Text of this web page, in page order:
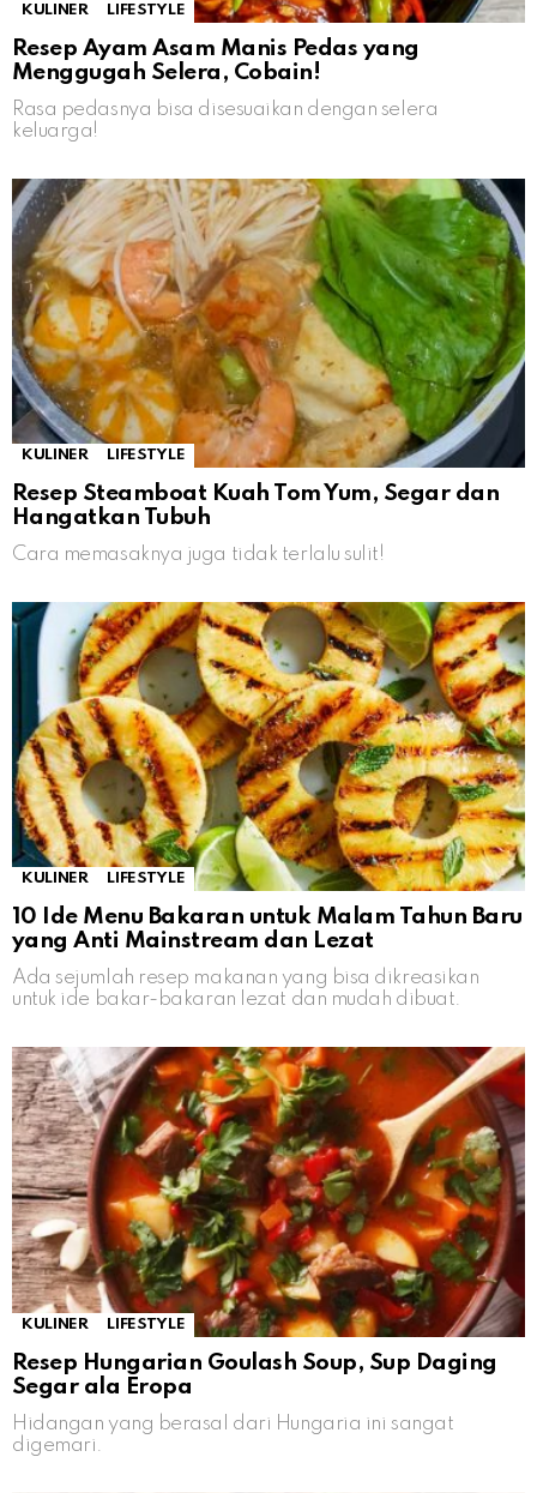
KULINER LIFESTYLE
Resep Ayam Asam Manis Pedas yang
Menggugah Selera, Cobain!
Rasa pedasnya bisa disesuaikan dengan selera
keluarga!
KULINER LIFESTYLE
Resep Steamboat Kuah Tom Yum, Segar dan
Hangatkan Tubuh
Cara memasaknya juga tidak terlalu sulit!
KULINER LIFESTYLE
10 Ide Menu Bakaran untuk Malam Tahun Baru
yang Anti Mainstream dan Lezat
Ada sejumlah resep makanan yang bisa dikreasikan
untuk ide bakar-bakaran lezat dan mudah dibuat.
KULINER LIFESTYLE
Resep Hungarian Goulash Soup, Sup Daging
Segar ala Eropa
Hidangan yang berasal dari Hungaria ini sangat
digemari.